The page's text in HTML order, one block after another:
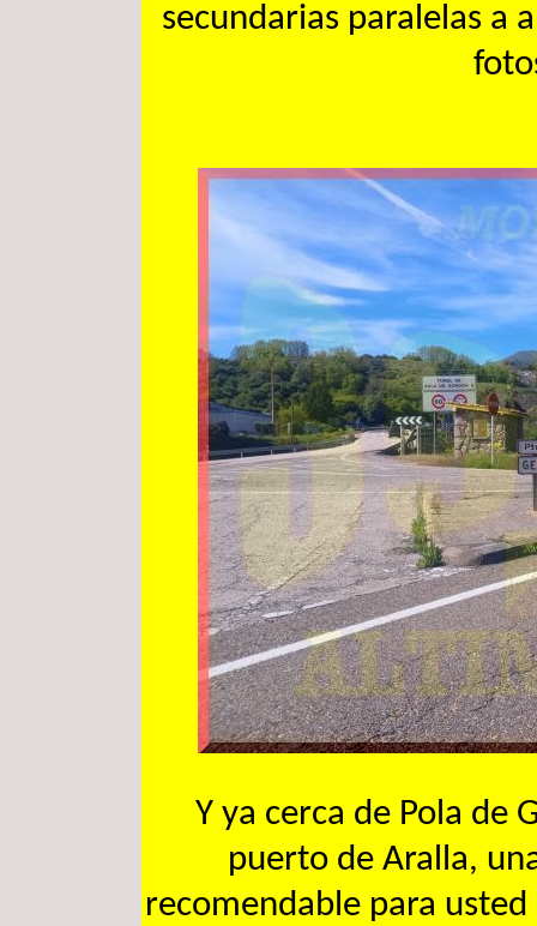
secundarias paralelas a
Y ya cerca de Pola de
puerto de Aralla,
recomendable para